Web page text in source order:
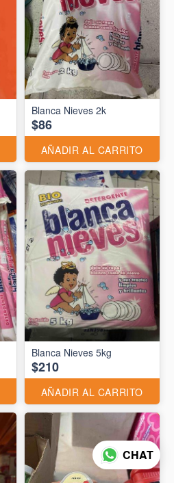
Blanca Nieves 2k
$86
AÑADIR AL CARRITO
Blanca Nieves 5kg
$210
AÑADIR AL CARRITO
CHAT